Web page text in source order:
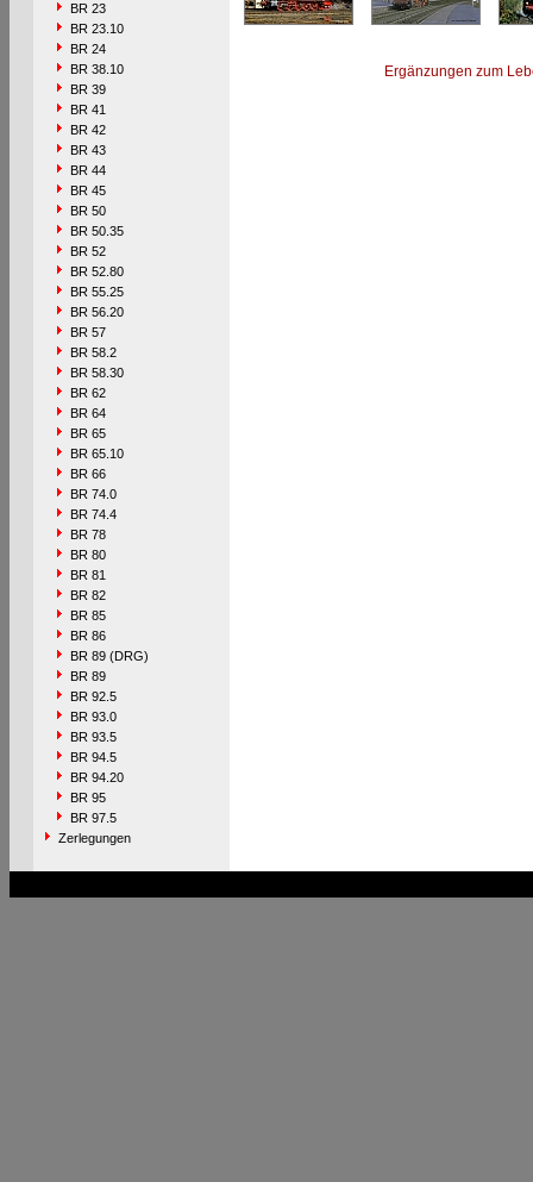
BR 23
BR 23.10
BR 24
BR 38.10
BR 39
BR 41
BR 42
BR 43
BR 44
BR 45
BR 50
BR 50.35
BR 52
BR 52.80
BR 55.25
BR 56.20
BR 57
BR 58.2
BR 58.30
BR 62
BR 64
BR 65
BR 65.10
BR 66
BR 74.0
BR 74.4
BR 78
BR 80
BR 81
BR 82
BR 85
BR 86
BR 89 (DRG)
BR 89
BR 92.5
BR 93.0
BR 93.5
BR 94.5
BR 94.20
BR 95
BR 97.5
Zerlegungen
Ergänzungen zum